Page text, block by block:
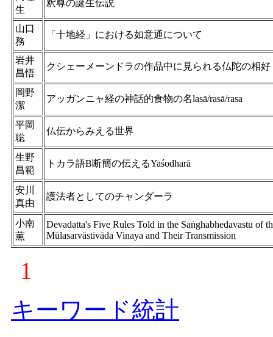
生
釈尊の誕生伝説
山口
務
「十地経」における如意通について
岩井
昌悟
クシェーメーンドラの作品中に見られる仏陀の相好
岡野
潔
アッガンニャ経の神話的食物の名lasā/rasā/rasa
平岡
聡
仏伝からみえる世界
生野
昌範
トカラ語B断簡の伝えるYaśodharā
安川
真由
護法者としてのチャンダーラ
小南
薫
Devadatta's Five Rules Told in the Saṅghabhedavastu of
Mūlasarvāstivāda Vinaya and Their Transmission
1
キーワード統計